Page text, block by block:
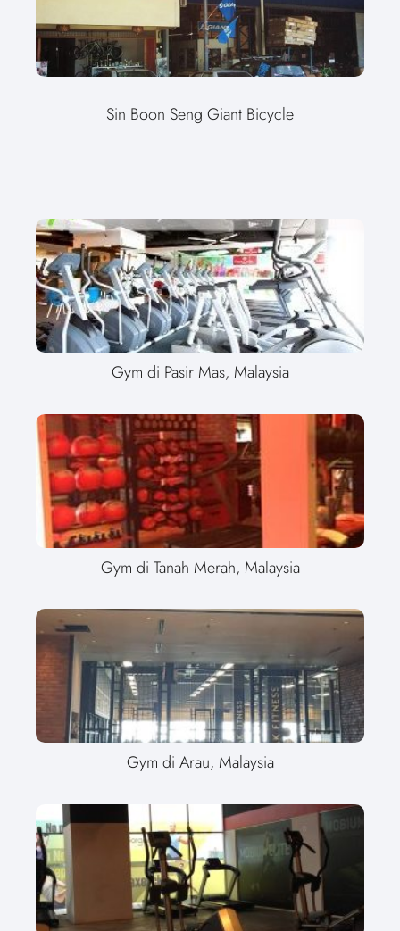
Sin Boon Seng Giant Bicycle
Gym di Pasir Mas, Malaysia
Gym di Tanah Merah, Malaysia
Gym di Arau, Malaysia